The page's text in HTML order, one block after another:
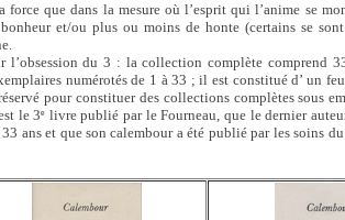
que dans la mesure où l’esprit qui l’anime se
et/ou plus ou moins de honte (certains se sont
l’obsession du 3 : la collection complète comprend
numérotés de 1 à 33 ; il est constitué d’ un
pour constituer des collections complètes sous
le 3e livre publié par le Fourneau, que le dernier
ans et que son calembour a été publié par les soins